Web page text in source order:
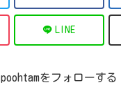
LINE
poohtamをフォローする